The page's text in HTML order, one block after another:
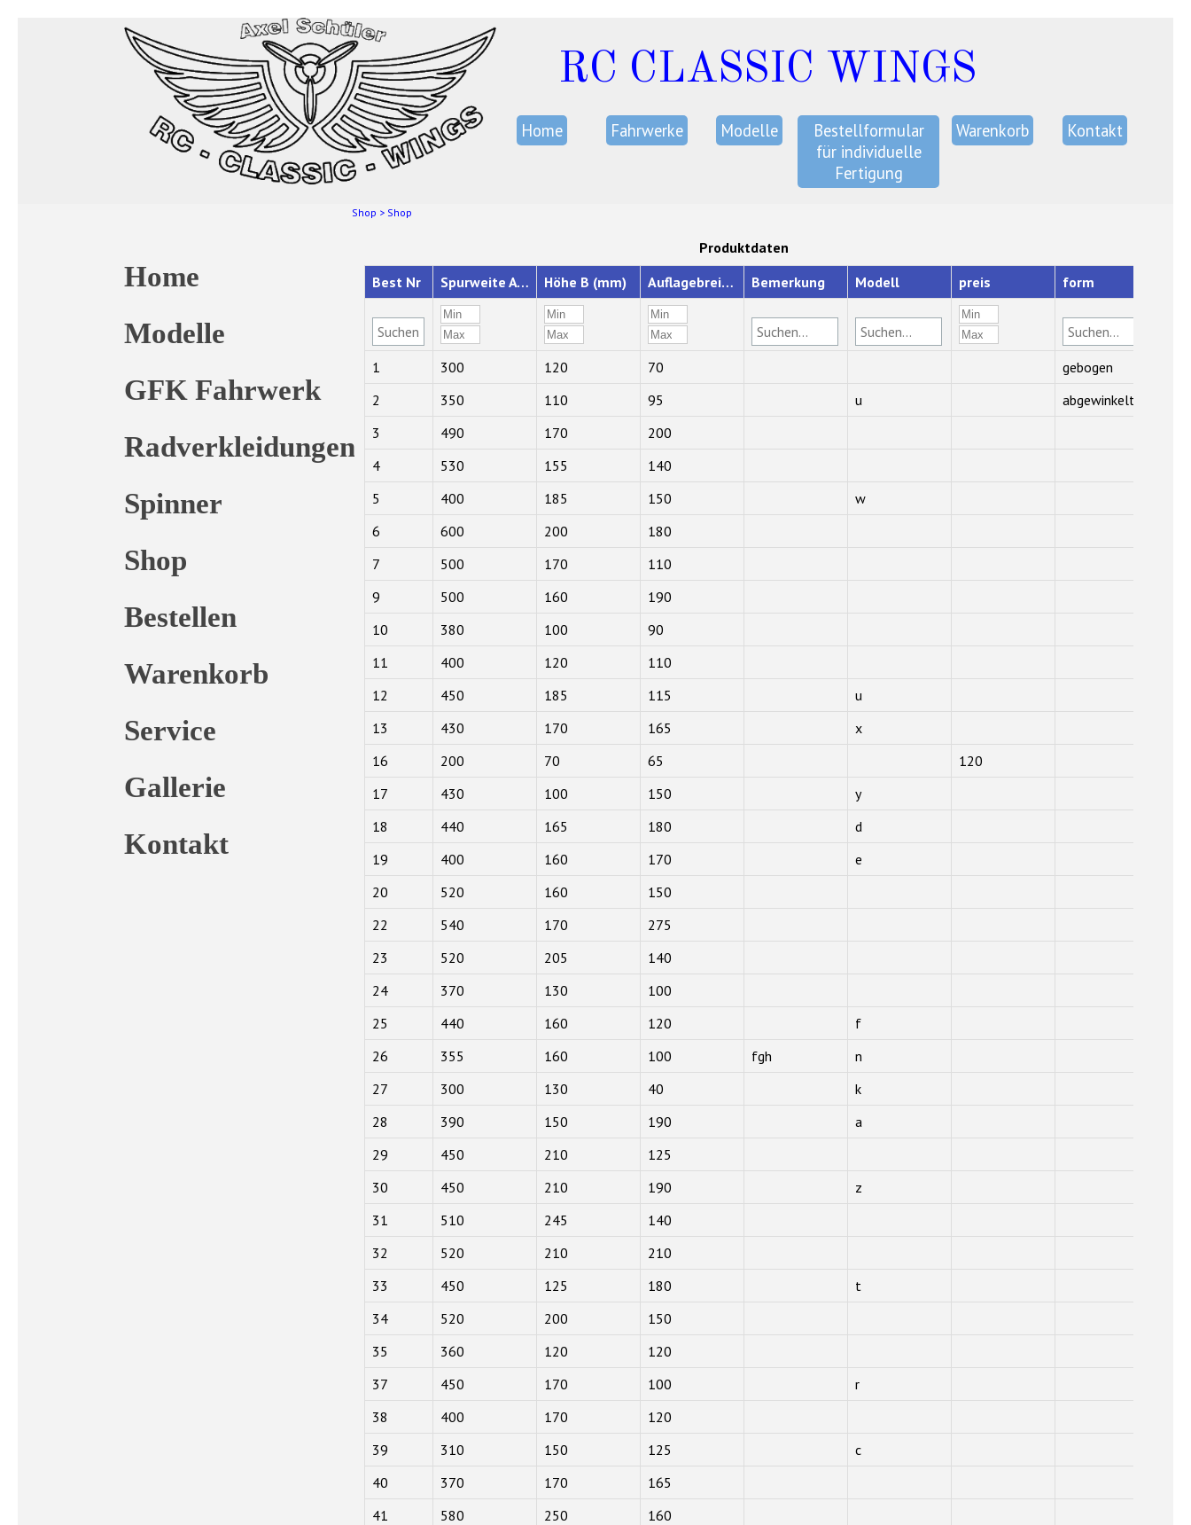
RC CLASSIC WINGS
Home Fahrwerke Warenkorb
Modelle Kontakt
Bestellformular
für individuelle
Fertigung
Home
Modelle
GFK Fahrwerk
Radverkleidungen
Spinner
Shop
Bestellen
Warenkorb
Service
Gallerie
Kontakt
Shop > Shop
Produktdaten
Best Nr
Spurweite A (mm) Höhe B (mm) Auflagebreite C (mm) Bemerkung Modell preis form
1 300 120 70
gebogen
2
350 110 95 u
abgewinkelt
3
490 170
200
4
530 155
140
5
400 185 150
w
6
600 200
180
7
500 170
110
9
500 160
190
10
380 100
90
11
400 120
110
12
450 185 115
u
13
430 170 165
x
16
200 70 65
120
17
430 100 150
y
18
440 165 180
d
19
400 160 170
e
20
520 160
150
22
540 170
275
23
520 205
140
24
370 130
100
25
440 160 120
f
26
355 160 100 fgh
n
27
300 130 40
k
28
390 150 190
a
29
450 210
125
30
450 210 190
z
31
510 245
140
32
520 210
210
33
450 125 180
t
34
520 200
150
35
360 120
120
37
450 170 100
r
38
400 170
120
39
310 150 125
c
40
370 170
165
41
580 250
160